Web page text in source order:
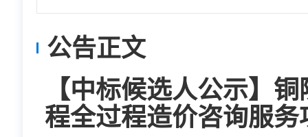
公告正文
【中标候选人公示】
程全过程造价咨询服